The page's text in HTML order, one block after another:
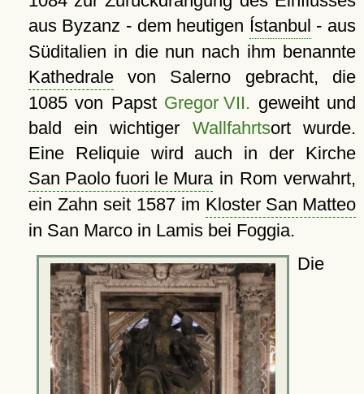
aus Byzanz - dem heutigen Ístanbul - aus
Süditalien in die nun nach ihm benannte
Kathedralevon Salerno gebracht, die
1085 von Papst Gregor VII. geweiht und
bald ein wichtiger Wallfahrtsort wurde.
Eine Reliquie wird auch in der Kirche
San Paolo fuori le Murain Rom verwahrt,
ein Zahn seit 1587 im Kloster San Matteo
in San Marco in Lamis bei Foggia.
Die